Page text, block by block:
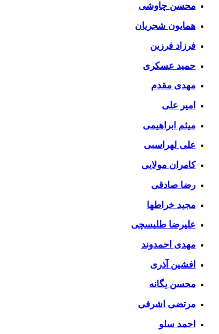
محسن چاوشی
همایون شجریان
فرزاد فرزین
حمید عسکری
مهدی مقدم
امیر علی
میثم ابراهیمی
علی لهراسبی
کامران مولایی
رضا صادقی
مجید خراطها
علیرضا طلیسچی
مهدی احمدوند
افشین آذری
محسن یگانه
مرتضی اشرفی
احمد سلو